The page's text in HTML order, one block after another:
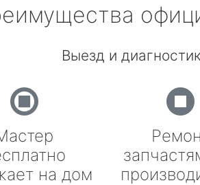
Выезд и
на дом